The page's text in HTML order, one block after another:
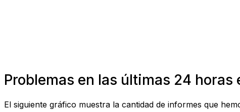
Problemas en las últimas 24 horas
El siguiente gráfico muestra la cantidad de informes que